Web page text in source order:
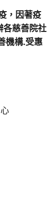
，因著疫
各慈善院社
機構.受惠